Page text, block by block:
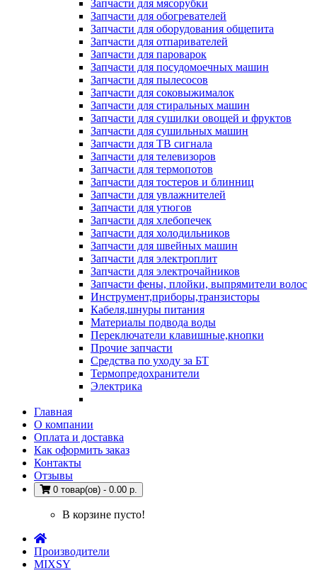
Запчасти для мясорубки
Запчасти для обогревателей
Запчасти для оборудования общепита
Запчасти для отпаривателей
Запчасти для пароварок
Запчасти для посудомоечных машин
Запчасти для пылесосов
Запчасти для соковыжималок
Запчасти для стиральных машин
Запчасти для сушилки овощей и фруктов
Запчасти для сушильных машин
Запчасти для ТВ сигнала
Запчасти для телевизоров
Запчасти для термопотов
Запчасти для тостеров и блинниц
Запчасти для увлажнителей
Запчасти для утюгов
Запчасти для хлебопечек
Запчасти для холодильников
Запчасти для швейных машин
Запчасти для электроплит
Запчасти для электрочайников
Запчасти фены, плойки, выпрямители волос
Инструмент,приборы,транзисторы
Кабеля,шнуры питания
Материалы подвода воды
Переключатели клавишные,кнопки
Прочие запчасти
Средства по уходу за БТ
Термопредохранители
Электрика
Главная
О компании
Оплата и доставка
Как оформить заказ
Контакты
Отзывы
0 товар(ов) - 0.00 р.
В корзине пусто!
Производители
MIXSY